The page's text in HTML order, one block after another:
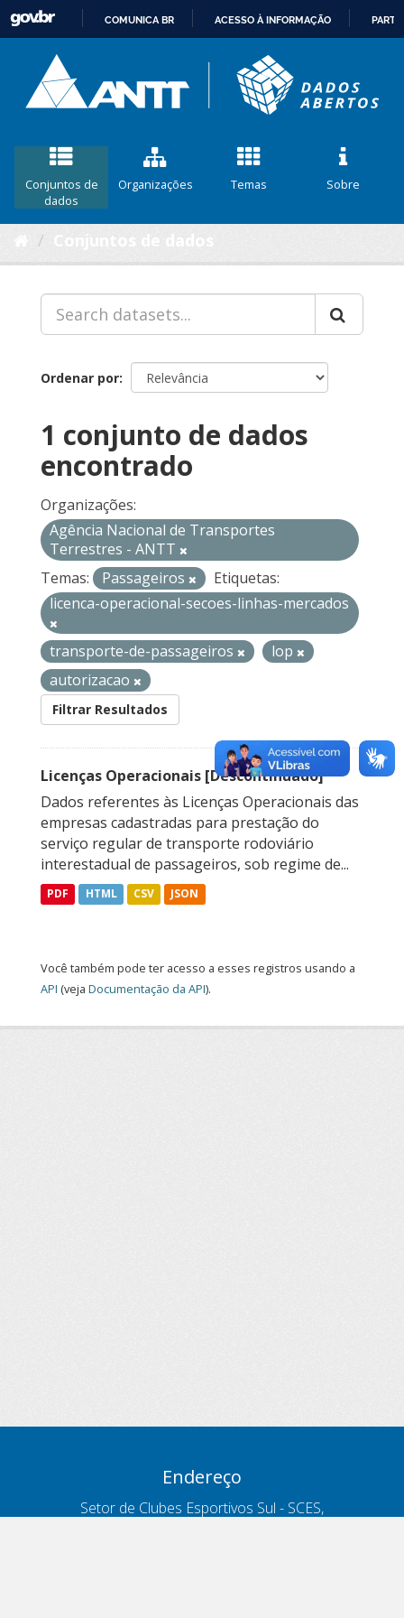
CONTEÚDO
COMUNICA BR ACESSO À INFORMAÇÃO
Conjuntos de
dados
Organizações Temas Sobre
Ordenar por
1 conjunto de dados
encontrado
Organizações:
Agência Nacional de Transportes
Terrestres - ANTT
Temas:
Passageiros
Etiquetas:
licenca-operacional-secoes-linhas-mercados
transporte-de-passageiros
lop
autorizacao
Filtrar Resultados
Licenças Operacionais [Descontinuado]
Dados referentes às Licenças Operacionais das
empresas cadastradas para prestação do
serviço regular de transporte rodoviário
interestadual de passageiros, sob regime de...
PDF HTML CSV JSON
Você também pode ter acesso a esses registros usando a
API (veja Documentação da API).
Endereço
Setor de Clubes Esportivos Sul - SCES,